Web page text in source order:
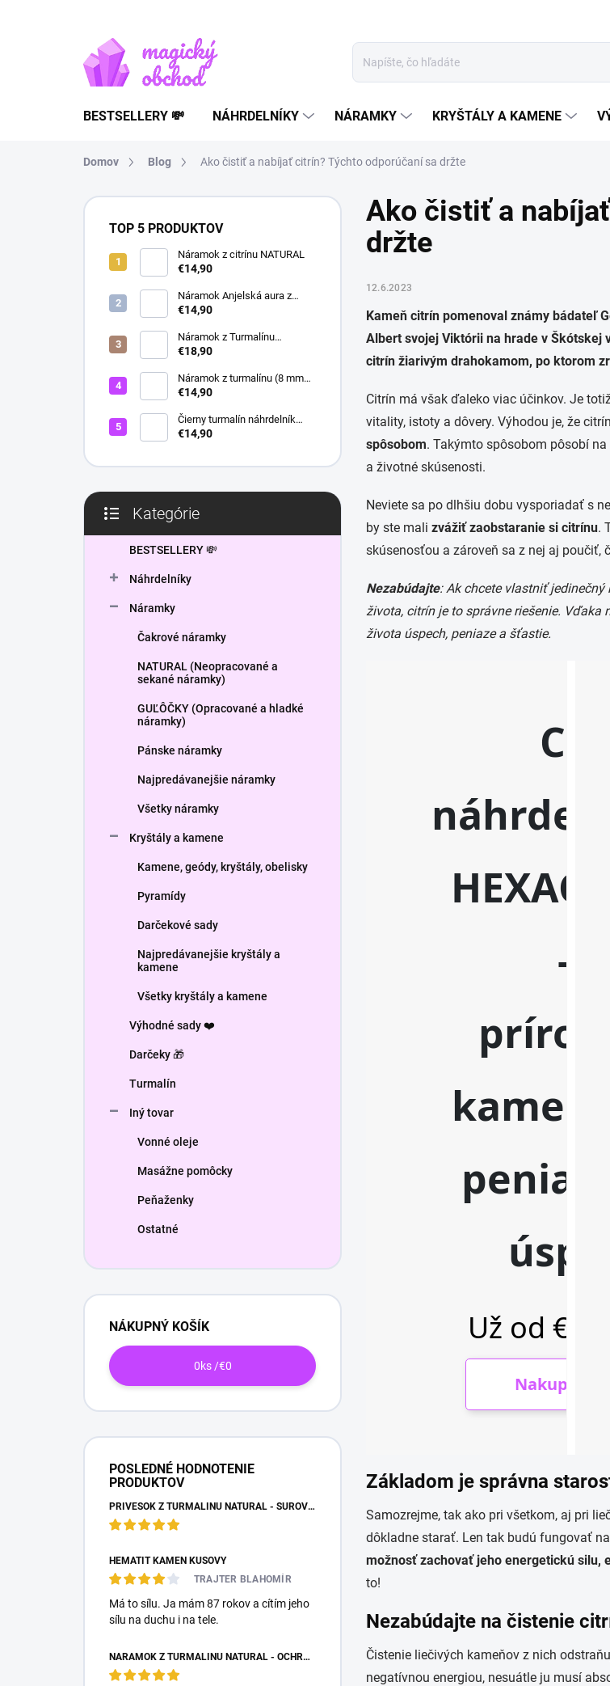
BESTSELLERY 💸 NÁHRDELNÍKY NÁRAMKY KRYŠTÁLY A KAMENE
Domov Blog Ako čistiť a nabíjať citrín? Týchto odporúčaní sa držte
B
TOP 5 PRODUKTOV
Náramok z citrínu NATURAL
€14,90
Náramok Anjelská aura z
horského krištáľu | liečivý
€14,90
Náramok z Turmalínu
NATURAL - ochranný kameň
€18,90
Náramok z turmalínu (8 mm
guľôčky) - Ochranný kameň
€14,90
Čierny turmalín náhrdelník
HEXAGON
€14,90
kategórie
Kategórie
BESTSELLERY 💸
Náhrdelníky
Náramky
Čakrové náramky
NATURAL (Neopracované a
sekané náramky)
GUĽÔČKY (Opracované a hladké
náramky)
Pánske náramky
Najpredávanejšie náramky
Všetky náramky
Kryštály a kamene
Kamene, geódy, kryštály, obelisky
Pyramídy
Darčekové sady
Najpredávanejšie kryštály a
kamene
Všetky kryštály a kamene
Výhodné sady ❤️
Darčeky 🎁
Turmalín
Iný tovar
Vonné oleje
Masážne pomôcky
Peňaženky
Ostatné
NÁKUPNÝ KOŠÍK
0ks /€0
POSLEDNÉ HODNOTENIE
PRODUKTOV
PRÍVESOK Z TURMALÍNU NATURAL - SUROVÝ NEOPRACOVANÝ KAMEŇ
HEMATIT KAMEŇ KUSOVÝ
TRAJTER BLAHOMÍR
Má to sílu. Ja mám 87 rokov a cítím jeho
sílu na duchu i na tele.
NÁRAMOK Z TURMALÍNU NATURAL - OCHRANNÝ KAMEŇ
Ako čistiť a
držte
12.6.2023
Kameň citrín pomenoval známy bádateľ
Albert svojej Viktórii na hrade v Škótskej
citrín žiarivým drahokamom, po ktorom
Citrín má však ďaleko viac účinkov. Je
vitality, istoty a dôvery. Výhodou je, že
spôsobom. Takýmto spôsobom pôsobí
a životné skúsenosti.
Neviete sa po dlhšiu dobu vysporiadať s
by ste mali zvážiť zaobstaranie si citrínu.
skúsenosťou a zároveň sa z nej aj poučiť,
Nezabúdajte: Ak chcete vlastniť
života, citrín je to správne riešenie.
života úspech, peniaze a šťastie.
Základom je správna
Samozrejme, tak ako pri všetkom, aj pri
dôkladne starať. Len tak budú fungovať
možnosť zachovať jeho energetickú silu,
to!
Nezabúdajte na čistenie
Čistenie liečivých kameňov z nich
negatívnou energiou, nesuátle ju musí